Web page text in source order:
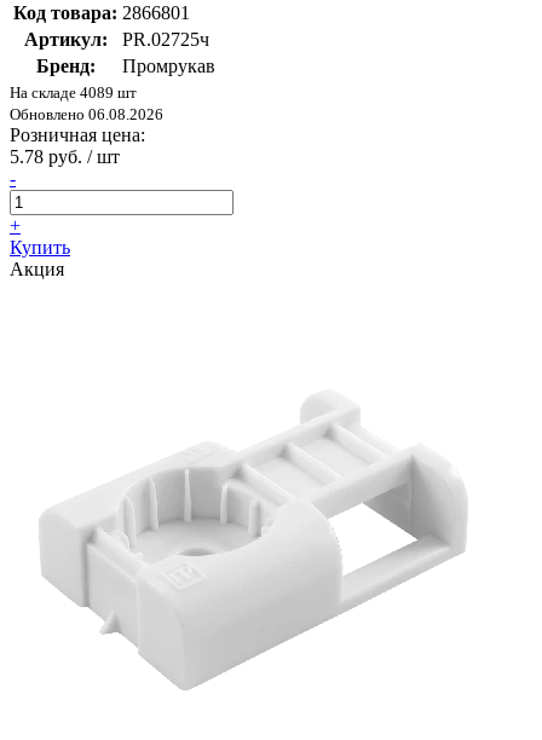
Код товара: 2866801
Артикул:
PR.02725ч
Бренд:
Промрукав
На складе 4089 шт
Обновлено 06.08.2026
Розничная цена:
5.78 руб. / шт
-
+
Купить
Акция